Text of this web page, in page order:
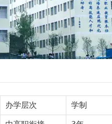
办学层次 学制